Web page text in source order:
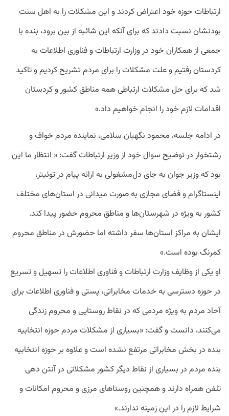
ارتباطات حوزه خود اعتراض کردند و این مشکلات را به اهل سنت
بودنشان نسبت دادند که برای آنکه این شائبه از بین برود، بنده با
جمعی از همکاران خود در وزارت ارتباطات و فناوری اطلاعات به
کردستان رفتیم و علت مشکلات را برای مردم تشریح کردیم و تاکید
شد که برای حل مشکلات ارتباطی همه مناطق کشور و کردستان
اقدامات لازم خود را انجام خواهیم داد.»
در ادامه جلسه، محمود نگهبان سلامی، نماینده مردم خواف و
رشتخوار در توضیح سوال خود از وزیر ارتباطات گفت: « انتظار ما این
بود که وزیر جوان به جای دل‌مشغولی به ارائه پیام در توئیتر،
اینستاگرام و فضای مجازی به صورت میدانی در استان‌های مختلف
کشور به ویژه در شهرستان‌ها و مناطق محروم حضور پیدا کند.
ایشان به مراکز استان‌ها سفر داشته اما حضورش در مناطق محروم
کمرنگ بوده است.»
او یکی از وظایف وزارت ارتباطات و فناوری اطلاعات را تسهیل و تسریع
در حوزه دسترسی به خدمات مخابراتی، پستی و فناوری اطلاعات برای
آحاد مردم به ویژه مردمی که در نقاط روستایی و محروم زندگی
می‌کنند، دانست و گفت: «بسیاری از مشکلات مردم حوزه انتخابیه
بنده در بخش مخابراتی مرتفع نشده است و علاوه بر حوزه انتخابیه
بنده مردم در بسیاری از نقاط دیگر کشور مشکلاتی در آنتن دهی
تلفن همراه دارند و همچنین روستاهای مرزی و محروم امکانات و
شرایط لازم را در این زمینه ندارند.»